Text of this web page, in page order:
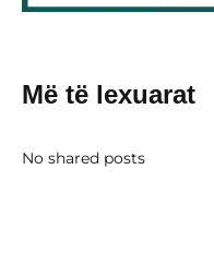
Më të lexuarat
No shared posts